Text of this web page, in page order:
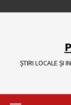
ȘTIRI LOCALE ȘI